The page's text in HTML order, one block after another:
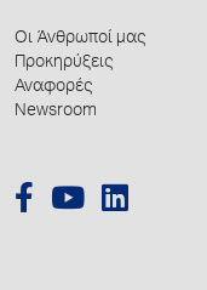
Οι Άνθρωποί μας
Προκηρύξεις
Αναφορές
Newsroom